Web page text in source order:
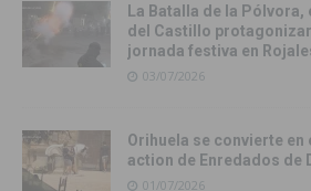
La Batalla de la Pólvora,
del Castillo
jornada festiva en
03/07/2026
Orihuela se convierte
action de Enredados de
01/07/2026